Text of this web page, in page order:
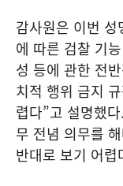
감사원은 이번
에 따른 검찰 기
성 등에 관한 전
치적 행위 금지
렵다”고 설명했
무 전념 의무를
반대로 보기 어